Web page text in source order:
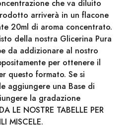
che va diluito
arriverà in un flacone
20ml di aroma concentrato.
della nostra Glicerina Pura
da addizionare al nostro
per ottenere il
questo formato. Se si
aggiungere una Base di
la gradazione
LE NOSTRE TABELLE PER
MISCELE.